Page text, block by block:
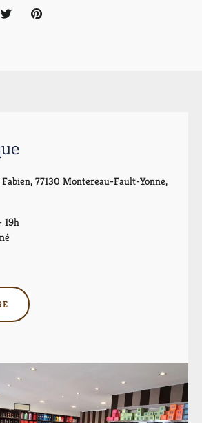
TweeterÉpingler
77130 Montereau-Fault-Yonne,
19h